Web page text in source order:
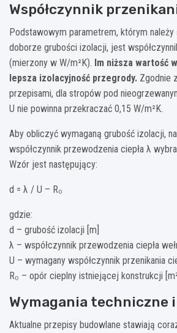
Współczynnik
Podstawowym parametrem, którym
doborze grubości izolacji, jest
(mierzony w W/m²K). Im niższa wartość
lepsza izolacyjność przegrody. Zgodnie
przepisami, dla stropów pod
U nie powinna przekraczać 0,15 W/m²K.
Aby obliczyć wymaganą grubość izolacji,
współczynnik przewodzenia ciepła λ
Wzór jest następujący:
d = λ / U – R₀
gdzie:
d – grubość izolacji [m]
λ – współczynnik przewodzenia ciepła
U – wymagany współczynnik przenikania
R₀ – opór cieplny istniejącej konstrukcji
Wymagania techniczne
Aktualne przepisy budowlane stawiają